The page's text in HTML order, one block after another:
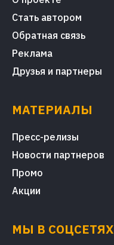
Стать автором
Обратная связь
Реклама
Друзья и партнеры
МАТЕРИАЛЫ
Пресс-релизы
Новости партнеров
Промо
Акции
МЫ В СОЦСЕТЯХ